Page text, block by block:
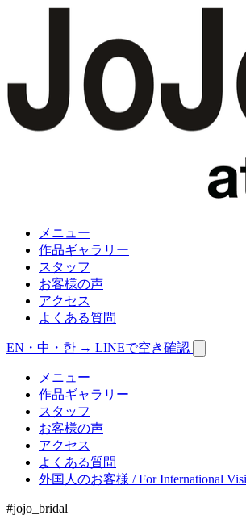
メニュー
作品ギャラリー
スタッフ
お客様の声
アクセス
よくある質問
EN・中・한 → LINEで空き確認
メニュー
作品ギャラリー
スタッフ
お客様の声
アクセス
よくある質問
外国人のお客様 / For International
#jojo_bridal